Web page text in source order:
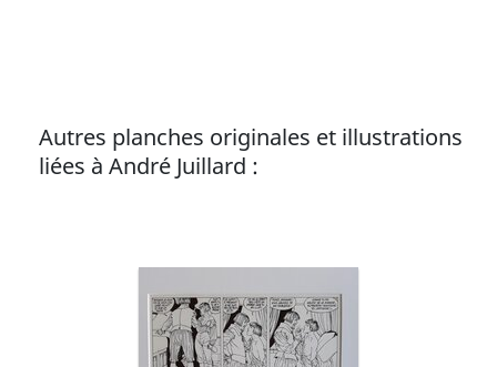
Autres planches originales et illustrations
liées à André Juillard :